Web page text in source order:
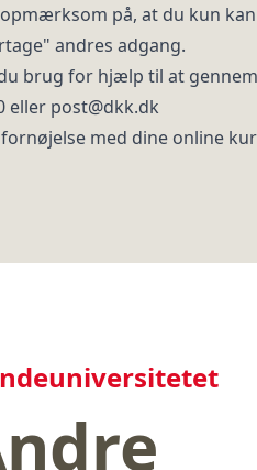
på, at du kun
andres adgang.
brug for hjælp til at
eller post@dkk.dk
med dine online